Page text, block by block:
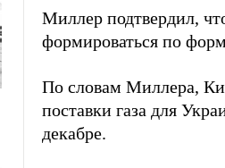
Миллер подтвердил,
формироваться по
По словам Миллера,
поставки газа для
декабре.